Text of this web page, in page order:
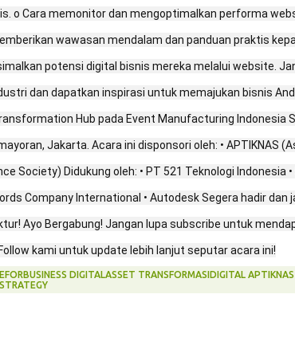
o Cara memonitor dan mengoptimalkan performa
wawasan mendalam dan panduan praktis
potensi digital bisnis mereka melalui website.
dan dapatkan inspirasi untuk memajukan bisnis
Hub pada Event Manufacturing Indonesia
Jakarta. Acara ini disponsori oleh: • APTIKNAS
Society) Didukung oleh: • PT 521 Teknologi Indonesia
Company International • Autodesk Segera hadir
Ayo Bergabung! Jangan lupa subscribe untuk
kami untuk update lebih lanjut seputar acara ini!
DIGITALASSET TRANSFORMASIDIGITAL